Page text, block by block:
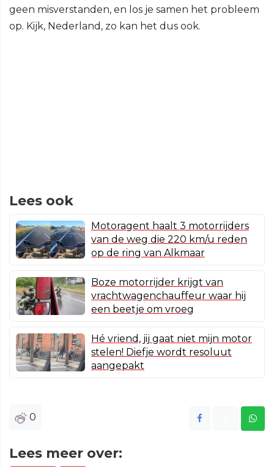
geen misverstanden, en los je samen het probleem
op. Kijk, Nederland, zo kan het dus ook.
Lees ook
Motoragent haalt 3 motorrijders
van de weg die 220 km/u reden
op de ring van Alkmaar
Boze motorrijder krijgt van
vrachtwagenchauffeur waar hij
een beetje om vroeg
Hé vriend, jij gaat niet mijn motor
stelen! Diefje wordt resoluut
aangepakt
0
Lees meer over: